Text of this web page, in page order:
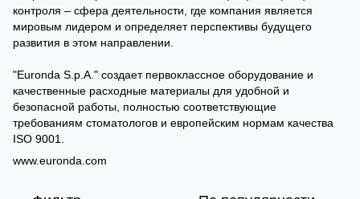
контроля – сфера деятельности, где компания является
мировым лидером и определяет перспективы будущего
развития в этом направлении.
"Euronda S.p.A." создает первоклассное оборудование и
качественные расходные материалы для удобной и
безопасной работы, полностью соответствующие
требованиям стоматологов и европейским нормам качества
ISO 9001.
www.euronda.com